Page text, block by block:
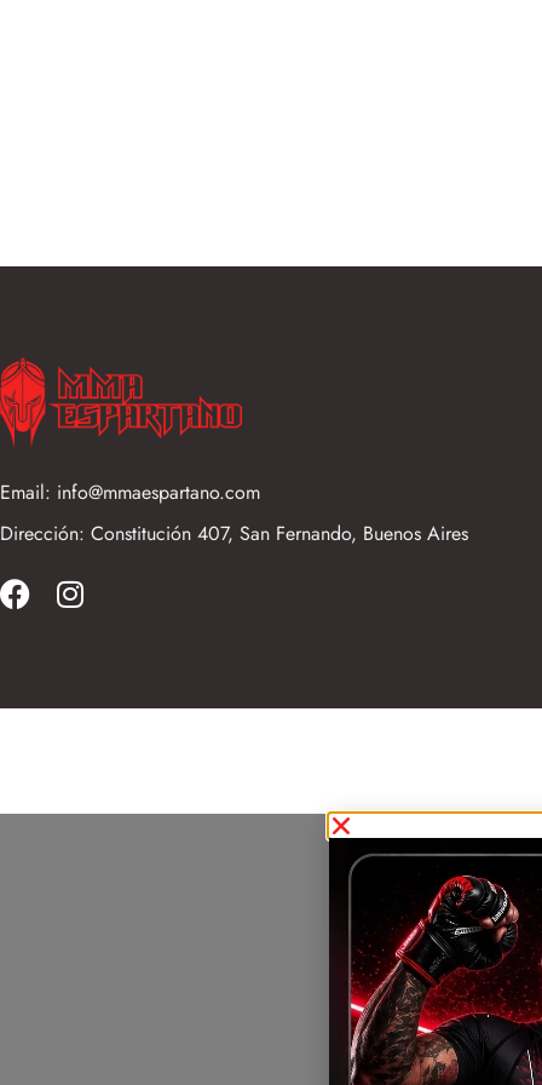
Email: info@mmaespartano.com
Dirección: Constitución 407, San Fernando, Buenos Aires